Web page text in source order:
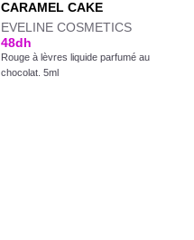
CARAMEL CAKE
EVELINE COSMETICS
48dh
Rouge à lèvres liquide parfumé au
chocolat. 5ml